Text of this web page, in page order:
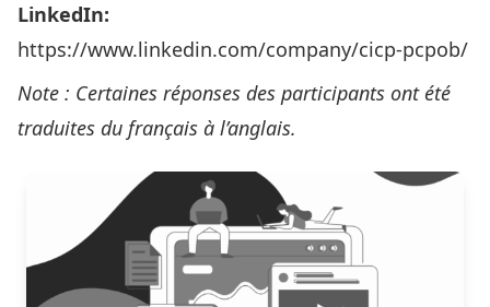
LinkedIn:
https://www.linkedin.com/company/cicp-pcpob/
Note : Certaines réponses des participants ont été
traduites du français à l’anglais.